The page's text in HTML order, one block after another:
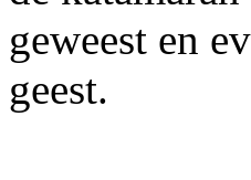
geweest en
geest.